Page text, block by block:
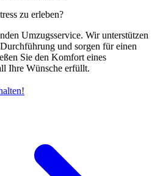
zu erleben?
Umzugsservice. Wir unterstützen
und sorgen für einen
Sie den Komfort eines
Ihre Wünsche erfüllt.